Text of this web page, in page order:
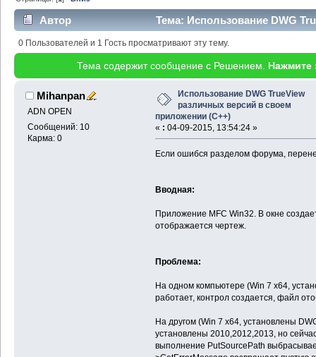
Автор
Тема: Использование DWG
приложении (С++) (Прочитано 47729 раз)
0 Пользователей и 1 Гость просматривают эту тему.
Тема содержит сообщение с Решением. Нажмите
Mihanpan
ADN OPEN
Сообщений: 10
Карма: 0
Использование DWG TrueView
различных версий в своем
приложении (С++)
« : 04-09-2015, 13:54:24 »
Если ошибся разделом форума,
Вводная:
Приложение MFC Win32. В окне
отображается чертеж.
Проблема:
На одном компьютере (Win 7 x64,
работает, контрол создается, файл
На другом (Win 7 x64, установлены
установлены 2010,2012,2013, но
выполнение PutSourcePath